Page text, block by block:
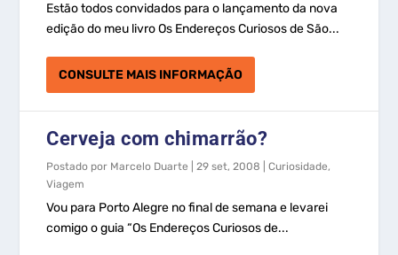
Estão todos convidados para o lançamento da nova
edição do meu livro Os Endereços Curiosos de São...
CONSULTE MAIS INFORMAÇÃO
Cerveja com chimarrão?
Postado por Marcelo Duarte |29 set, 2008 |Curiosidade,
Viagem
Vou para Porto Alegre no final de semana e levarei
comigo o guia “Os Endereços Curiosos de...